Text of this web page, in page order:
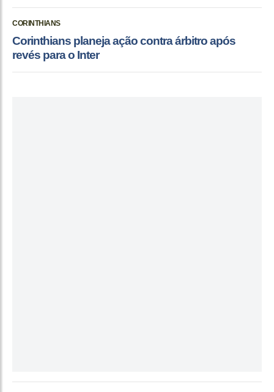
CORINTHIANS
Corinthians planeja ação contra árbitro após
revés para o Inter